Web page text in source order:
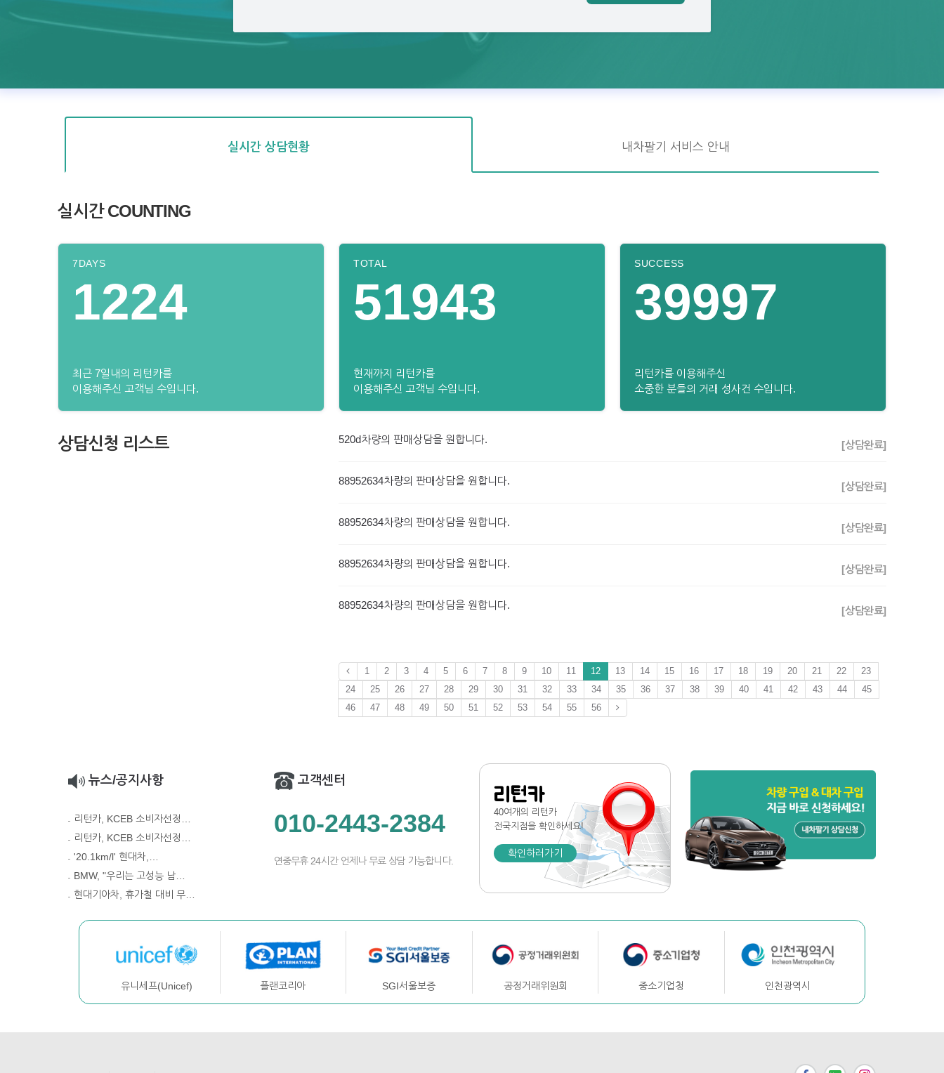
실시간 상담현황 내차팔기 서비스 안내
실시간 COUNTING
7DAYS
1224
최근 7일내의 리턴카를
이용해주신 고객님 수입니다.
TOTAL
51943
현재까지 리턴카를
이용해주신 고객님 수입니다.
SUCCESS
39997
리턴카를 이용해주신
소중한 분들의 거래 성사건 수입니다.
상담신청 리스트 520d차량의 판매상담을 원합니다. [상담완료]
88952634차량의 판매상담을 원합니다. [상담완료]
88952634차량의 판매상담을 원합니다. [상담완료]
88952634차량의 판매상담을 원합니다. [상담완료]
88952634차량의 판매상담을 원합니다. [상담완료]
1 2 3 4 5 6 7 8 9 10 11 12 13 14 15 16 17 18 19 20 21 22
23
24
25 26 27 28 29 30 31 32 33 34 35 36 37 38 39 40 41 42 43 44
45
46
47 48 49 50 51 52 53 54 55 56
뉴스/공지사항
리턴카, KCEB 소비자선정…
리턴카, KCEB 소비자선정…
'20.1km/l' 현대차,…
BMW, "우리는 고성능 남…
현대기아차, 휴가철 대비 무…
고객센터
010-2443-2384
연중무휴 24시간 언제나 무료 상담 가능합니다.
리턴카
40여개의 리턴카
전국지점을 확인하세요!
확인하러가기
유니세프(Unicef) 플랜코리아 SGI서울보증 공정거래위원회 중소기업청 인천광역시